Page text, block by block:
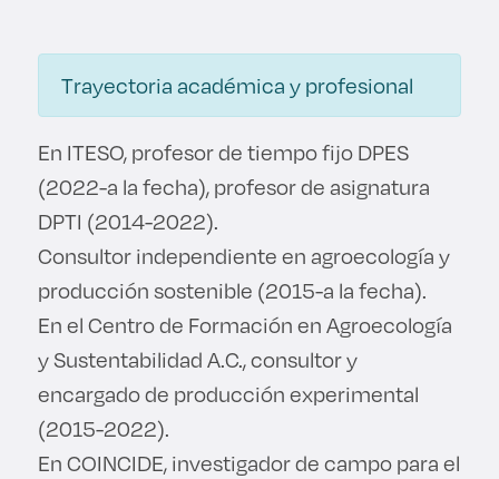
Prepa ITESO
Becas
Sustentabilidad
Trayectoria académica y profesional
En ITESO, profesor de tiempo fijo DPES
(2022-a la fecha), profesor de asignatura
DPTI (2014-2022).
Consultor independiente en agroecología y
producción sostenible (2015-a la fecha).
En el Centro de Formación en Agroecología
y Sustentabilidad A.C., consultor y
encargado de producción experimental
(2015-2022).
En COINCIDE, investigador de campo para el